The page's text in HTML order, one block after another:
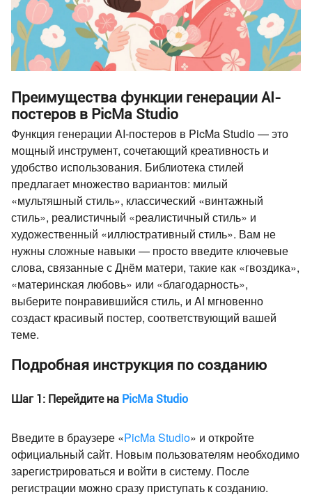
Преимущества функции генерации AI-
постеров в PicMa Studio
Функция генерации AI-постеров в PicMa Studio — это
мощный инструмент, сочетающий креативность и
удобство использования. Библиотека стилей
предлагает множество вариантов: милый
«мультяшный стиль», классический «винтажный
стиль», реалистичный «реалистичный стиль» и
художественный «иллюстративный стиль». Вам не
нужны сложные навыки — просто введите ключевые
слова, связанные с Днём матери, такие как «гвоздика»,
«материнская любовь» или «благодарность»,
выберите понравившийся стиль, и AI мгновенно
создаст красивый постер, соответствующий вашей
теме.
Подробная инструкция по созданию
Шаг 1: Перейдите на PicMa Studio
Введите в браузере «PicMa Studio» и откройте
официальный сайт. Новым пользователям необходимо
зарегистрироваться и войти в систему. После
регистрации можно сразу приступать к созданию.